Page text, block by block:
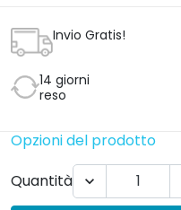
Invio Gratis!
14 giorni
reso
Opzioni del prodotto
Quantità
